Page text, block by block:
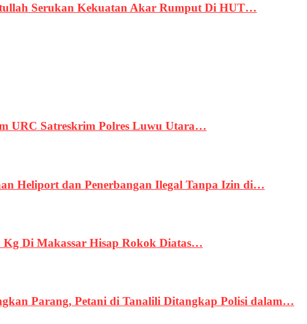
Serukan Kekuatan Akar Rumput Di HUT…
URC Satreskrim Polres Luwu Utara…
Heliport dan Penerbangan Ilegal Tanpa Izin di…
Di Makassar Hisap Rokok Diatas…
Parang, Petani di Tanalili Ditangkap Polisi dalam…